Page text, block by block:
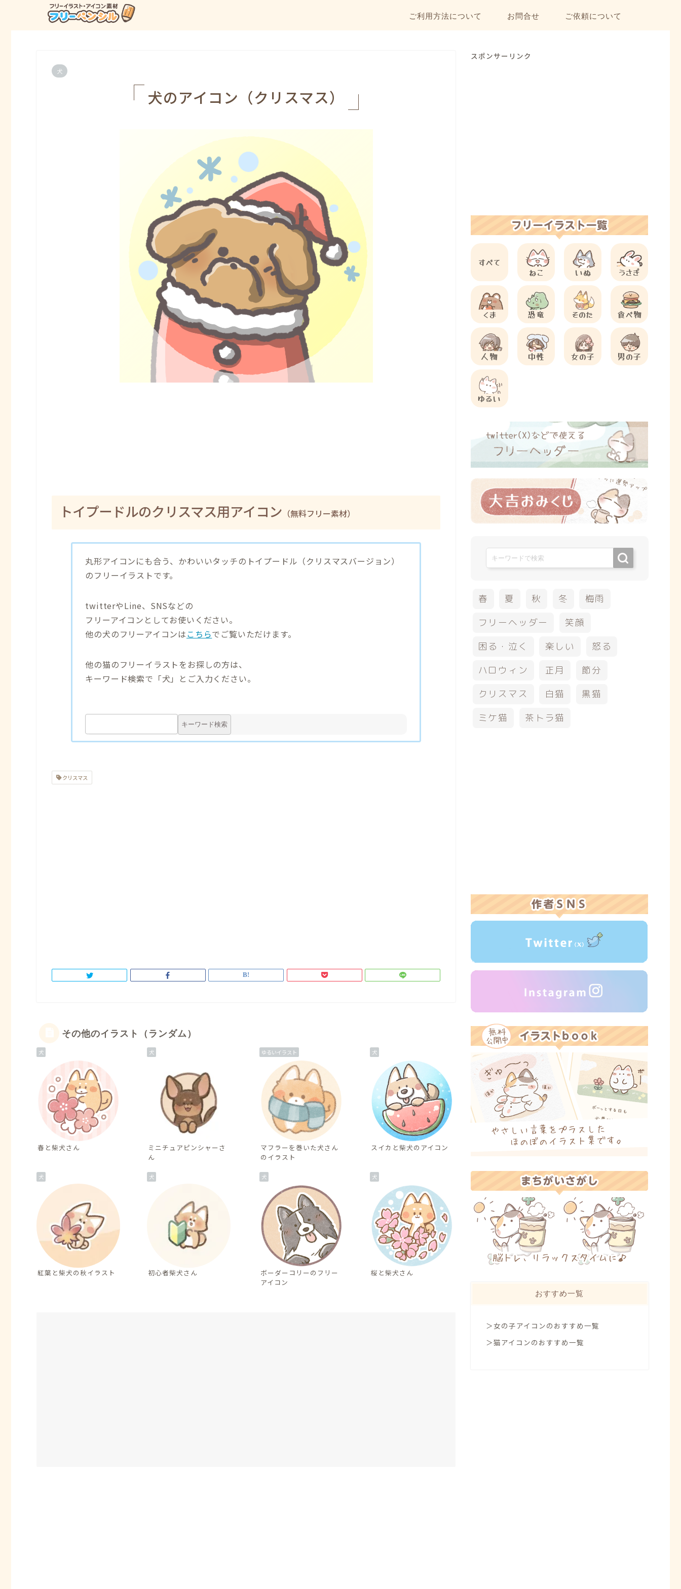
ご利用方法について お問合せ ご依頼について
犬
犬のアイコン（クリスマス）
トイプードルのクリスマス用アイコン （無料フリー素材）
丸形アイコンにも合う、かわいいタッチのトイプードル（クリスマスバージョン）
のフリーイラストです。
twitterやLine、SNSなどの
フリーアイコンとしてお使いください。
他の犬のフリーアイコンはこちらでご覧いただけます。
他の猫のフリーイラストをお探しの方は、
キーワード検索で「犬」とご入力ください。
クリスマス
その他のイラスト（ランダム）
犬
春と柴犬さん
犬
ミニチュアピンシャーさ
ん
ゆるいイラスト
マフラーを巻いた犬さん
のイラスト
犬
スイカと柴犬のアイコン
犬
紅葉と柴犬の秋イラスト
犬
初心者柴犬さん
犬
ボーダーコリーのフリー
アイコン
犬
桜と柴犬さん
スポンサーリンク
すべて
ねこ
いぬ うさぎ
くま 恐竜 そのた 食べ物
人物 中性 女の子 男の子
ゆるい
春 夏 秋 冬
梅雨
フリーヘッダー
笑顔
困る・泣く
楽しい
怒る
ハロウィン
正月
節分
クリスマス
白猫
黒猫
ミケ猫
茶トラ猫
おすすめ一覧
＞女の子アイコンのおすすめ一覧
＞猫アイコンのおすすめ一覧